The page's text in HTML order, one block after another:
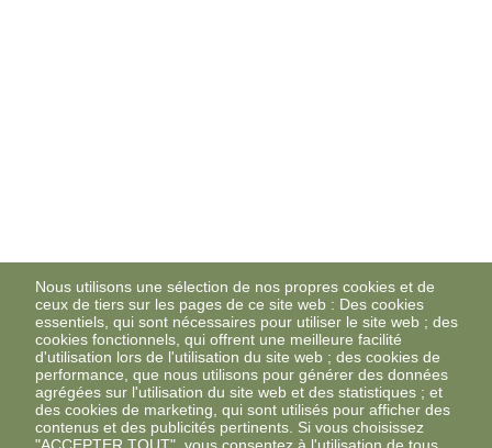
Nous utilisons une sélection de nos propres cookies et de
ceux de tiers sur les pages de ce site web : Des cookies
essentiels, qui sont nécessaires pour utiliser le site web ; des
cookies fonctionnels, qui offrent une meilleure facilité
d'utilisation lors de l'utilisation du site web ; des cookies de
performance, que nous utilisons pour générer des données
agrégées sur l'utilisation du site web et des statistiques ; et
des cookies de marketing, qui sont utilisés pour afficher des
contenus et des publicités pertinents. Si vous choisissez